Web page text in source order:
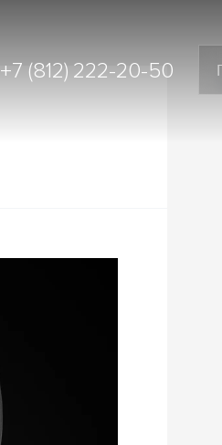
+7 (812) 222-20-50